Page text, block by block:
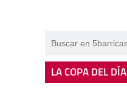
LA COPA DEL DÍA